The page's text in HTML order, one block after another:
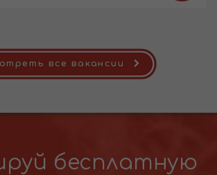
все вакансии
бесплатную